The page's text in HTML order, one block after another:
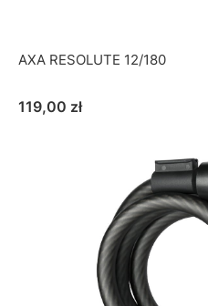
AXA RESOLUTE 12/180
Cena
119,00 zł